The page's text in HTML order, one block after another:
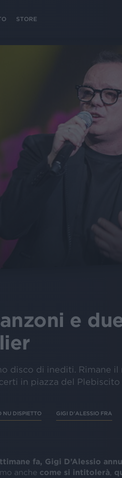
STORE
e
disco di inediti. Rimane
in piazza del Plebiscito
NU DISPIETTO GIGI D'ALESSIO FRA
fa, Gigi D’Alessio
anche come si intitolerà